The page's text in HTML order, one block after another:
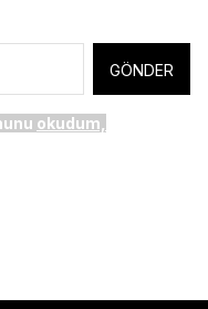
GÖNDER
okudum,